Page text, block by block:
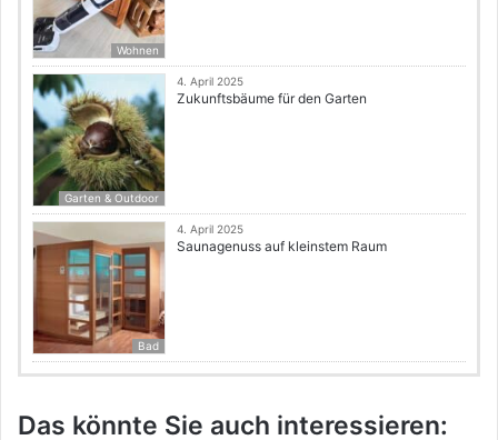
Wohnen
Garten & Outdoor
4. April 2025
Zukunftsbäume für den Garten
Bad
4. April 2025
Saunagenuss auf kleinstem Raum
Das könnte Sie auch interessieren: